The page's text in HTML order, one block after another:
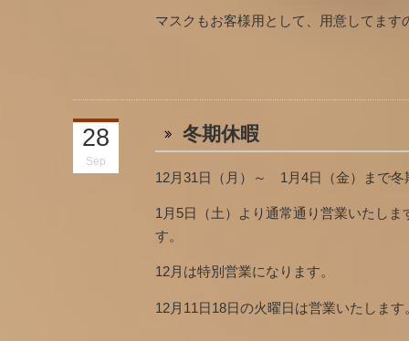
マスクもお客様用として、用意してます
28
Sep
冬期休暇
12月31日（月）～ 1月4日（金）まで冬
1月5日（土）より通常通り営業いたし
す。
12月は特別営業になります。
12月11日18日の火曜日は営業いたします